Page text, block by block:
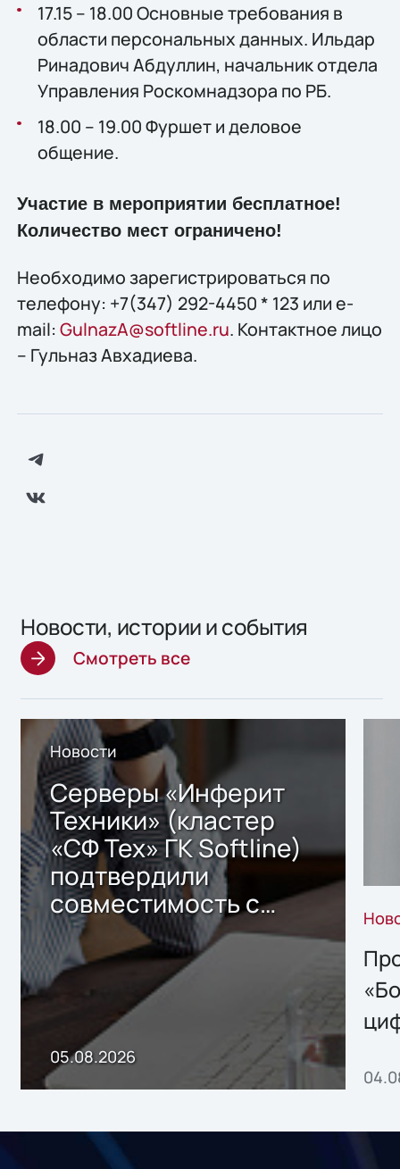
17.15 – 18.00 Основные требования в
области персональных данных. Ильдар
Ринадович Абдуллин, начальник отдела
Управления Роскомнадзора по РБ.
18.00 – 19.00 Фуршет и деловое
общение.
Участие в мероприятии бесплатное!
Количество мест ограничено!
Необходимо зарегистрироваться по
телефону: +7(347) 292-4450 * 123 или e-
mail: GulnazA@softline.ru. Контактное лицо
– Гульназ Авхадиева.
Новости, истории и события
Смотреть все
Новости
Серверы «Инферит
Техники» (кластер
«СФ Тех» ГК Softline)
подтвердили
совместимость с
решением Sharx
Storage 2.x для
хранения данных
05.08.2026